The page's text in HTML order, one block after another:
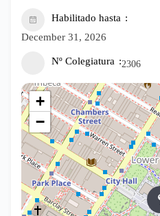
Habilitado hasta
December 31, 2026
Nº Colegiatura 2306
+
−